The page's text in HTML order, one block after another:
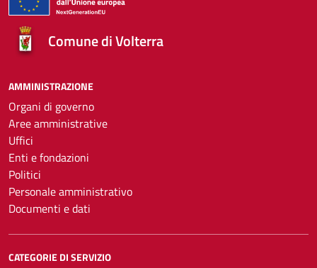
Comune di Volterra
AMMINISTRAZIONE
Organi di governo
Aree amministrative
Uffici
Enti e fondazioni
Politici
Personale amministrativo
Documenti e dati
CATEGORIE DI SERVIZIO